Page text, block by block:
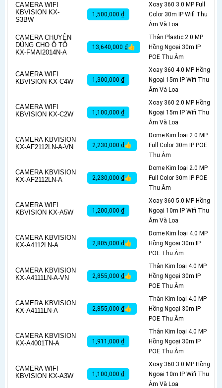
CAMERA WIFI
KBVISION KX-
S3BW
1,500,000 ₫
Xoay 360 3.0 MP Full
Color 30m IP Wifi Thu
Âm Và Loa
CAMERA CHUYÊN
DÙNG CHO Ô TÔ
KX-FMAI2014N-A
13,640,000 ₫👍
Thân Plastic 2.0 MP
Hồng Ngoại 30m IP
POE Thu Âm
CAMERA WIFI
KBVISION KX-C4W
1,300,000 ₫
Xoay 360 4.0 MP Hồng
Ngoại 15m IP Wifi Thu
Âm Và Loa
CAMERA WIFI
KBVISION KX-C2W
1,100,000 ₫
Xoay 360 2.0 MP Hồng
Ngoại 15m IP Wifi Thu
Âm Và Loa
CAMERA KBVISION
KX-AF2112LN-A-VN
2,230,000 ₫👍
Dome Kim loại 2.0 MP
Full Color 30m IP POE
Thu Âm
CAMERA KBVISION
KX-AF2112LN-A
2,230,000 ₫👍
Dome Kim loại 2.0 MP
Full Color 30m IP POE
Thu Âm
CAMERA WIFI
KBVISION KX-A5W
1,200,000 ₫
Xoay 360 5.0 MP Hồng
Ngoại 10m IP Wifi Thu
Âm Và Loa
CAMERA KBVISION
KX-A4112LN-A
2,805,000 ₫👍
Dome Kim loại 4.0 MP
Hồng Ngoại 30m IP
POE Thu Âm
CAMERA KBVISION
KX-A4111LN-A-VN
2,855,000 ₫👍
Thân Kim loại 4.0 MP
Hồng Ngoại 30m IP
POE Thu Âm
CAMERA KBVISION
KX-A4111LN-A
2,855,000 ₫👍
Thân Kim loại 4.0 MP
Hồng Ngoại 30m IP
POE Thu Âm
CAMERA KBVISION
KX-A4001TN-A
1,911,000 ₫
Thân Kim loại 4.0 MP
Hồng Ngoại 30m IP
POE Thu Âm
CAMERA WIFI
KBVISION KX-A3W
1,100,000 ₫
Xoay 360 3.0 MP Hồng
Ngoại 10m IP Wifi Thu
Âm Và Loa